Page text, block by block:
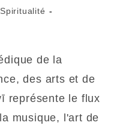
Spiritualité
de la
des arts et de
représente le flux
musique, l'art de